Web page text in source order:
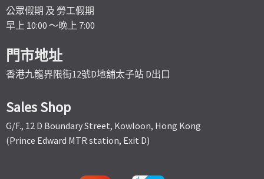
公眾假期 及 勞工假期
早上 10:00 ～晚上 7:00
門市地址
香港九龍界限街12號D地舖太子站 D出口
Sales Shop
G/F., 12 D Boundary Street, Kowloon, Hong Kong
(Prince Edward MTR station, Exit D)